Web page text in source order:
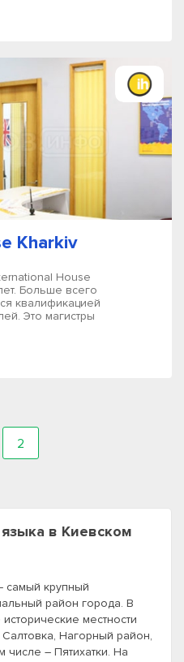
в Киевском
самый крупный
район города. В
местности
Нагорный район,
– Пятихатки. На
Kharkiv
House
Больше всего
квалификацией
Это магистры
2